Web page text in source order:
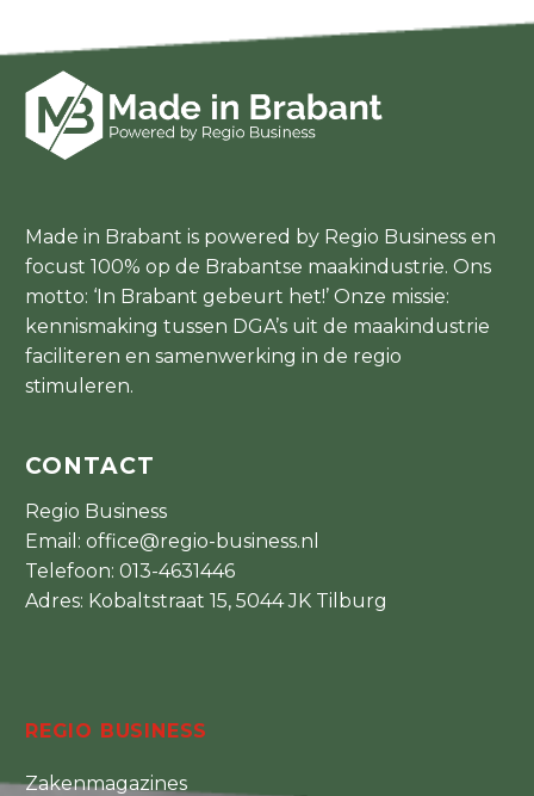
Made in Brabant is powered by Regio Business en
focust 100% op de Brabantse maakindustrie. Ons
motto: ‘In Brabant gebeurt het!’ Onze missie:
kennismaking tussen DGA’s uit de maakindustrie
faciliteren en samenwerking in de regio
stimuleren.
CONTACT
Regio Business
Email: office@regio-business.nl
Telefoon: 013-4631446
Adres: Kobaltstraat 15, 5044 JK Tilburg
REGIO BUSINESS
Zakenmagazines